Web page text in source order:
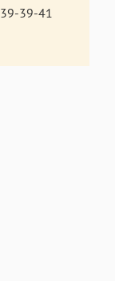
39-39-41